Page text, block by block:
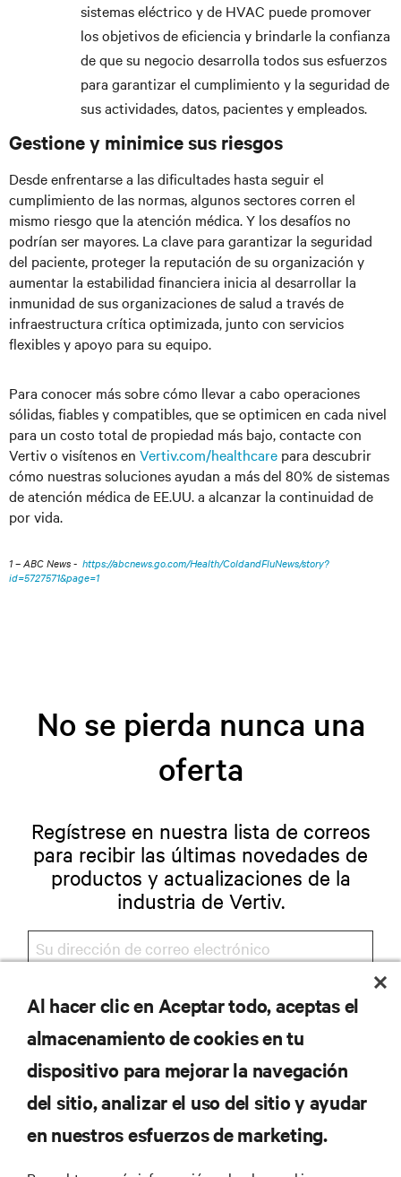
sistemas eléctrico y de HVAC puede promover
los objetivos de eficiencia y brindarle la confianza
de que su negocio desarrolla todos sus esfuerzos
para garantizar el cumplimiento y la seguridad de
sus actividades, datos, pacientes y empleados.
Gestione y minimice sus riesgos
Desde enfrentarse a las dificultades hasta seguir el
cumplimiento de las normas, algunos sectores corren el
mismo riesgo que la atención médica. Y los desafíos no
podrían ser mayores. La clave para garantizar la seguridad
del paciente, proteger la reputación de su organización y
aumentar la estabilidad financiera inicia al desarrollar la
inmunidad de sus organizaciones de salud a través de
infraestructura crítica optimizada, junto con servicios
flexibles y apoyo para su equipo.
Para conocer más sobre cómo llevar a cabo operaciones
sólidas, fiables y compatibles, que se optimicen en cada nivel
para un costo total de propiedad más bajo, contacte con
Vertiv o visítenos en Vertiv.com/healthcare para descubrir
cómo nuestras soluciones ayudan a más del 80% de sistemas
de atención médica de EE.UU. a alcanzar la continuidad de
por vida.
1 – ABC News - https://abcnews.go.com/Health/ColdandFluNews/story?
id=5727571&page=1
No se pierda nunca una
oferta
Regístrese en nuestra lista de correos
para recibir las últimas novedades de
productos y actualizaciones de la
industria de Vertiv.
REGISTRARSE
RECURSOS
Al hacer clic en Aceptar todo, aceptas el
almacenamiento de cookies en tu
dispositivo para mejorar la navegación
del sitio, analizar el uso del sitio y ayudar
en nuestros esfuerzos de marketing.